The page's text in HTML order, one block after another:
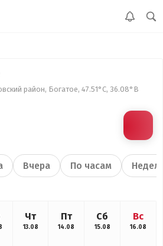
район, Богатое, 47.51°С, 36.08°В
Вчера По часам
Чт
13.08
Пт
14.08
Сб
15.08
Вс
16.08